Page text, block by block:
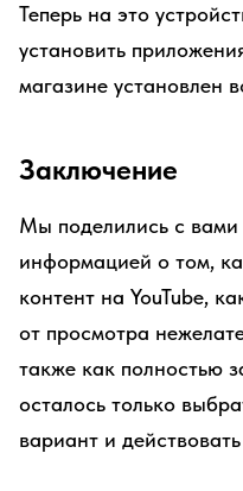
Теперь на это
установить
магазине установлен
Заключение
Мы поделились с
информацией о том,
контент на YouTube,
от просмотра
также как полностью
осталось только
вариант и